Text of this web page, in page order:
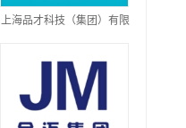
上海品才科技（集团）有限